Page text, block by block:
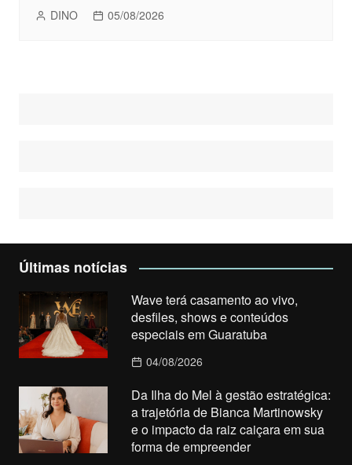
DINO 05/08/2026
Últimas notícias
Wave terá casamento ao vivo,
desfiles, shows e conteúdos
especiais em Guaratuba
04/08/2026
Da Ilha do Mel à gestão estratégica:
a trajetória de Bianca Martinowsky
e o impacto da raiz caiçara em sua
forma de empreender